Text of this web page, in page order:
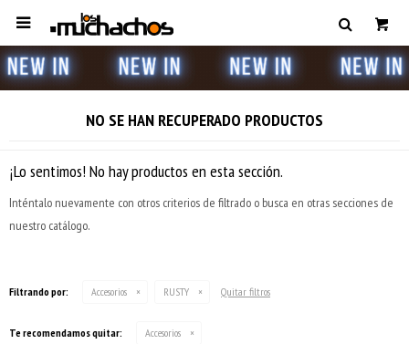

NO SE HAN RECUPERADO PRODUCTOS
¡Lo sentimos! No hay productos en esta sección.
Inténtalo nuevamente con otros criterios de filtrado o busca en otras secciones de
nuestro catálogo.
Filtrando por: Accesorios RUSTY Quitar filtros
Te recomendamos quitar: Accesorios